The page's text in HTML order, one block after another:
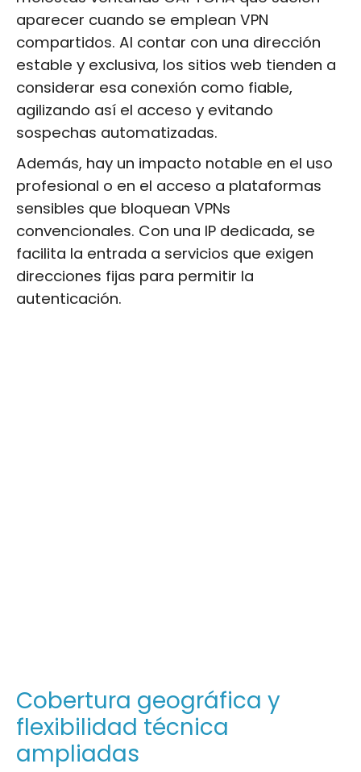
aparecer cuando se emplean VPN
compartidos. Al contar con una dirección
estable y exclusiva, los sitios web tienden a
considerar esa conexión como fiable,
agilizando así el acceso y evitando
sospechas automatizadas.
Además, hay un impacto notable en el uso
profesional o en el acceso a plataformas
sensibles que bloquean VPNs
convencionales. Con una IP dedicada, se
facilita la entrada a servicios que exigen
direcciones fijas para permitir la
autenticación.
Cobertura geográfica y
flexibilidad técnica
ampliadas